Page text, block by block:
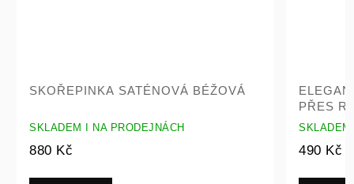
SKOŘEPINKA SATÉNOVÁ BÉŽOVÁ
SKLADEM I NA PRODEJNÁCH
880 Kč
PŘES
SKLADEM
490 Kč